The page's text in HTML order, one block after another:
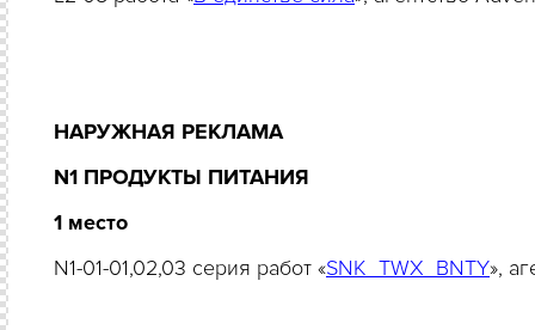
НАРУЖНАЯ РЕКЛАМА
N1 ПРОДУКТЫ ПИТАНИЯ
1 место
N1-01-01,02,03 серия работ «SNK_TWX_BNTY»,